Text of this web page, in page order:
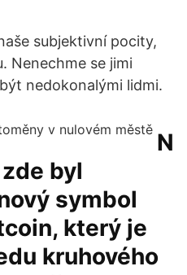
subjektivní pocity,
Nenechme se jimi
nedokonalými lidmi.
N
byl
symbol
který je
kruhového